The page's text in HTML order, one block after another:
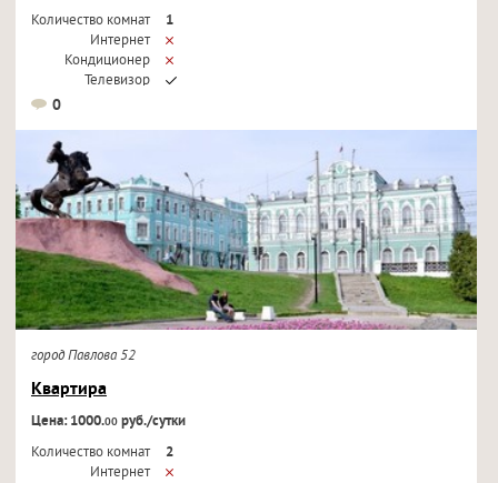
Количество комнат
1
Интернет
Кондиционер
Телевизор
0
город Павлова 52
Квартира
Цена: 1000.00руб./сутки
Количество комнат
2
Интернет